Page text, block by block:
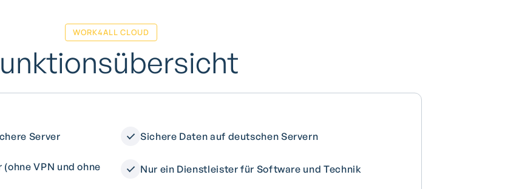
WORK4ALL CLOUD
Server Sichere Daten auf deutschen Servern
VPN und ohne
Nur ein Dienstleister für Software und Technik